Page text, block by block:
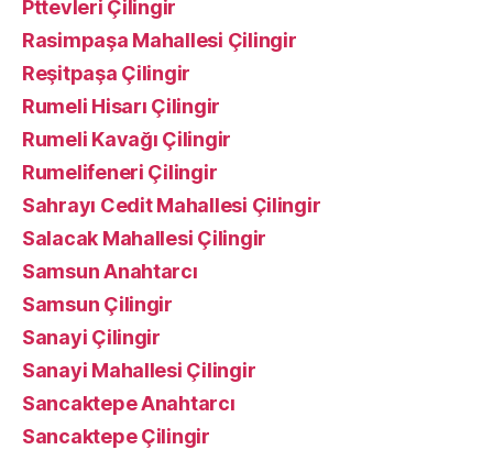
Pttevleri Çilingir
Rasimpaşa Mahallesi Çilingir
Reşitpaşa Çilingir
Rumeli Hisarı Çilingir
Rumeli Kavağı Çilingir
Rumelifeneri Çilingir
Sahrayı Cedit Mahallesi Çilingir
Salacak Mahallesi Çilingir
Samsun Anahtarcı
Samsun Çilingir
Sanayi Çilingir
Sanayi Mahallesi Çilingir
Sancaktepe Anahtarcı
Sancaktepe Çilingir